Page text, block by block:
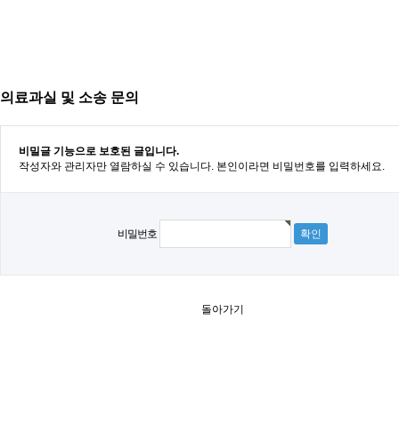
의료과실 및 소송 문의
비밀글 기능으로 보호된 글입니다.
작성자와 관리자만 열람하실 수 있습니다. 본인이라면 비밀번호를 입력하세요.
비밀번호
돌아가기